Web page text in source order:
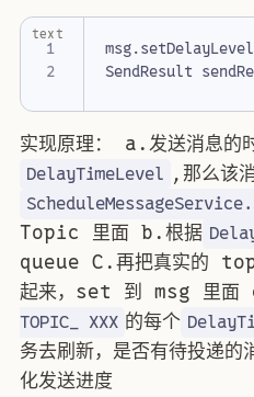
1
2
text
实现原理： a.发送消息的
DelayTimeLevel ,那么该
Topic 里面 b.根据
queue C.再把真实的
起来，set 到 msg 里面
TOPIC_ XXX 的每个
务去刷新，是否有待投递
化发送进度